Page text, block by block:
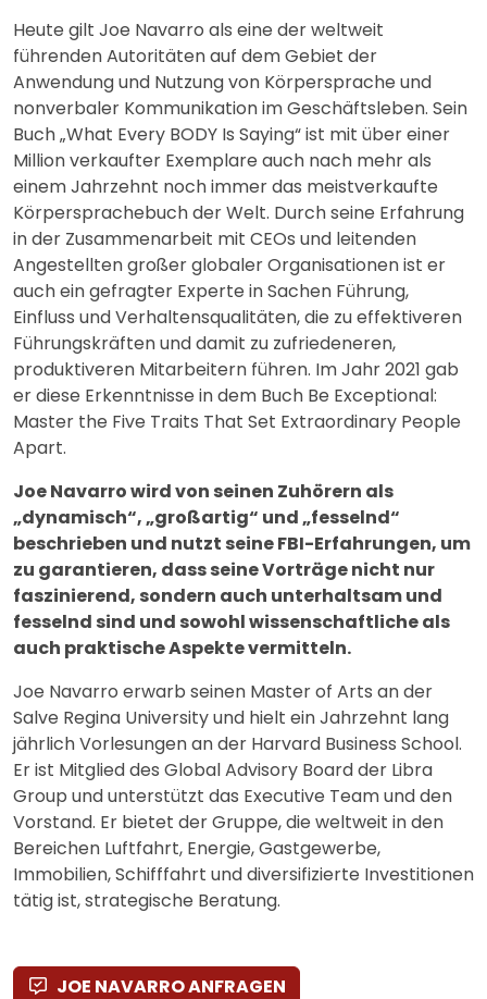
Heute gilt Joe Navarro als eine der weltweit
führenden Autoritäten auf dem Gebiet der
Anwendung und Nutzung von Körpersprache und
nonverbaler Kommunikation im Geschäftsleben. Sein
Buch „What Every BODY Is Saying“ ist mit über einer
Million verkaufter Exemplare auch nach mehr als
einem Jahrzehnt noch immer das meistverkaufte
Körpersprachebuch der Welt. Durch seine Erfahrung
in der Zusammenarbeit mit CEOs und leitenden
Angestellten großer globaler Organisationen ist er
auch ein gefragter Experte in Sachen Führung,
Einfluss und Verhaltensqualitäten, die zu effektiveren
Führungskräften und damit zu zufriedeneren,
produktiveren Mitarbeitern führen. Im Jahr 2021 gab
er diese Erkenntnisse in dem Buch Be Exceptional:
Master the Five Traits That Set Extraordinary People
Apart.
Joe Navarro wird von seinen Zuhörern als
„dynamisch“, „großartig“ und „fesselnd“
beschrieben und nutzt seine FBI-Erfahrungen, um
zu garantieren, dass seine Vorträge nicht nur
faszinierend, sondern auch unterhaltsam und
fesselnd sind und sowohl wissenschaftliche als
auch praktische Aspekte vermitteln.
Joe Navarro erwarb seinen Master of Arts an der
Salve Regina University und hielt ein Jahrzehnt lang
jährlich Vorlesungen an der Harvard Business School.
Er ist Mitglied des Global Advisory Board der Libra
Group und unterstützt das Executive Team und den
Vorstand. Er bietet der Gruppe, die weltweit in den
Bereichen Luftfahrt, Energie, Gastgewerbe,
Immobilien, Schifffahrt und diversifizierte Investitionen
tätig ist, strategische Beratung.
JOE NAVARRO ANFRAGEN